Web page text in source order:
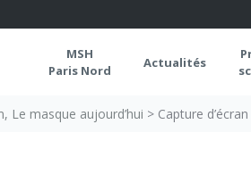
MSH
Paris Nord
Actualités
Le masque aujourd’hui > Capture